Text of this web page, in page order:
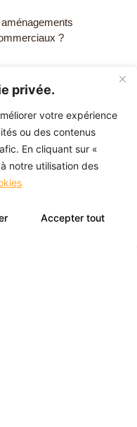
privée.
votre expérience
ou des contenus
En cliquant sur «
notre utilisation des
Accepter tout
?
Et
Prix